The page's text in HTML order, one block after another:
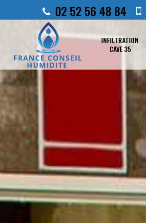
02 52 56 48 84
INFILTRATION
CAVE 35